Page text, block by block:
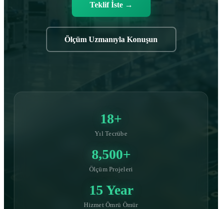
Teklif İste →
Ölçüm Uzmanıyla Konuşun
18+
Yıl Tecrübe
8,500+
Ölçüm Projeleri
15 Year
Hizmet Ömrü Ömür